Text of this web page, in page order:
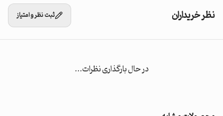
نظر خریداران ثبت نظر و امتیاز
در حال بارگذاری نظرات...